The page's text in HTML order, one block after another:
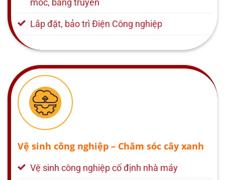
móc, băng truyền
Lắp đặt, bảo trì Điện Công nghiệp
Vệ sinh công nghiệp – Chăm sóc cây xanh
Vệ sinh công nghiệp cố định nhà máy